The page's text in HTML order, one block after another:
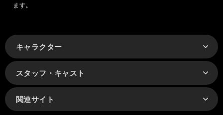
ます。
キャラクター
スタッフ・キャスト
関連サイト